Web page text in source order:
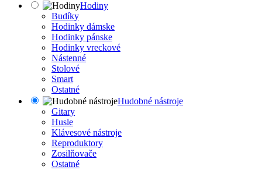
Hodiny
Budíky
Hodinky dámske
Hodinky pánske
Hodinky vreckové
Nástenné
Stolové
Smart
Ostatné
Hudobné nástroje
Gitary
Husle
Klávesové nástroje
Reproduktory
Zosilňovače
Ostatné